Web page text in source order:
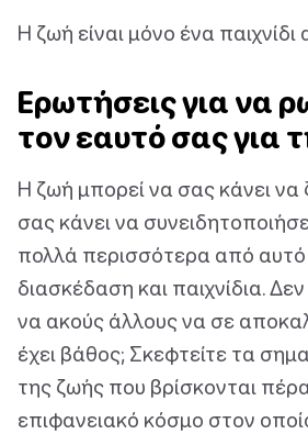
Η ζωή είναι μόνο ένα
Ερωτήσεις για να
τον εαυτό σας για
Η ζωή μπορεί να σας κάνει να
σας κάνει να
πολλά περισσότερα από
διασκέδαση και παιχνίδια.
να ακούς άλλους να σε
έχει βάθος; Σκεφτείτε τα
της ζωής που βρίσκονται
επιφανειακό κόσμο στον